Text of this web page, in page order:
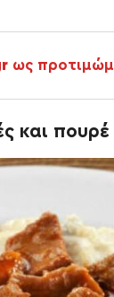
ως
και πουρέ